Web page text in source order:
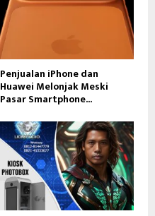
Penjualan iPhone dan
Huawei Melonjak Meski
Pasar Smartphone...